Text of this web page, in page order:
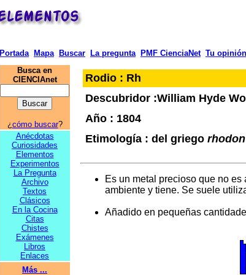
Portada Mapa Buscar La pregunta PMF CienciaNet Tu opinión
Busca en
CIENCIAnet
¿ cómo buscar?
Anécdotas
Curiosidades
Elementos
Experimentos
La Pregunta
Archivo
Textos
Clásicos
En la Cocina
Citas
Chistes
Exámenes
Libros
Enlaces
Más ...
Rodio : Rh
Descubridor :William Hyde
Año : 1804
Etimología : del griego rhodon
Es un metal precioso que no
ambiente y tiene. Se suele
Añadido en pequeñas